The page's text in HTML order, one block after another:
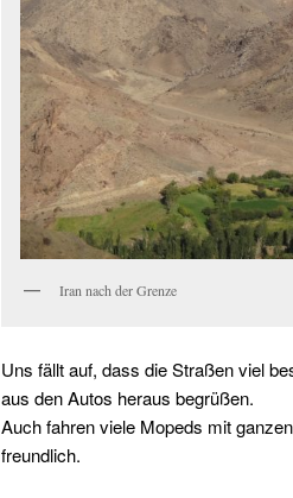
Iran nach der Grenze
Uns fällt auf, dass die Straßen viel
aus den Autos heraus begrüßen.
Auch fahren viele Mopeds mit
freundlich.